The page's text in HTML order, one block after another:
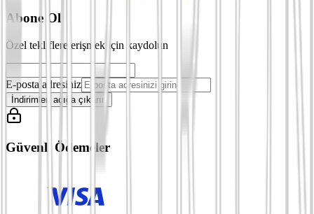
Abone Ol
Özel tekliflere erişmek için kaydolun
E-posta adresiniz
İndirimleri açığa çıkarın
Güvenli Ödemeler